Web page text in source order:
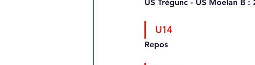
US Trégunc - US Moelan B :
U14
Repos